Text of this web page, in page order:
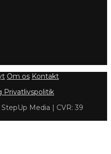
Om os Kontakt
Privatlivspolitik
Media | CVR: 39